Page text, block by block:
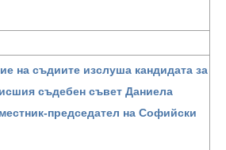
на съдиите изслуша кандидата за
съдебен съвет Даниела
председател на Софийски